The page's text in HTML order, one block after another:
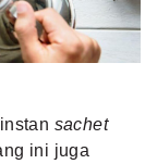
sachet
ini juga